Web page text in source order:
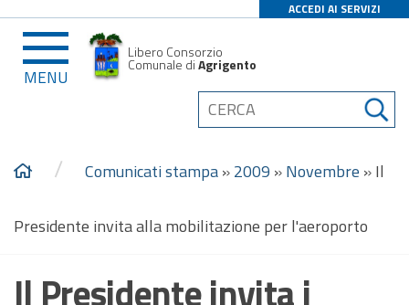
ACCEDI AI SERVIZI
MENU
Libero Consorzio
Comunale diAgrigento
/ Comunicati stampa»2009 »Novembre »Il
Presidente invita alla mobilitazione per l'aeroporto
Il Presidente invita i